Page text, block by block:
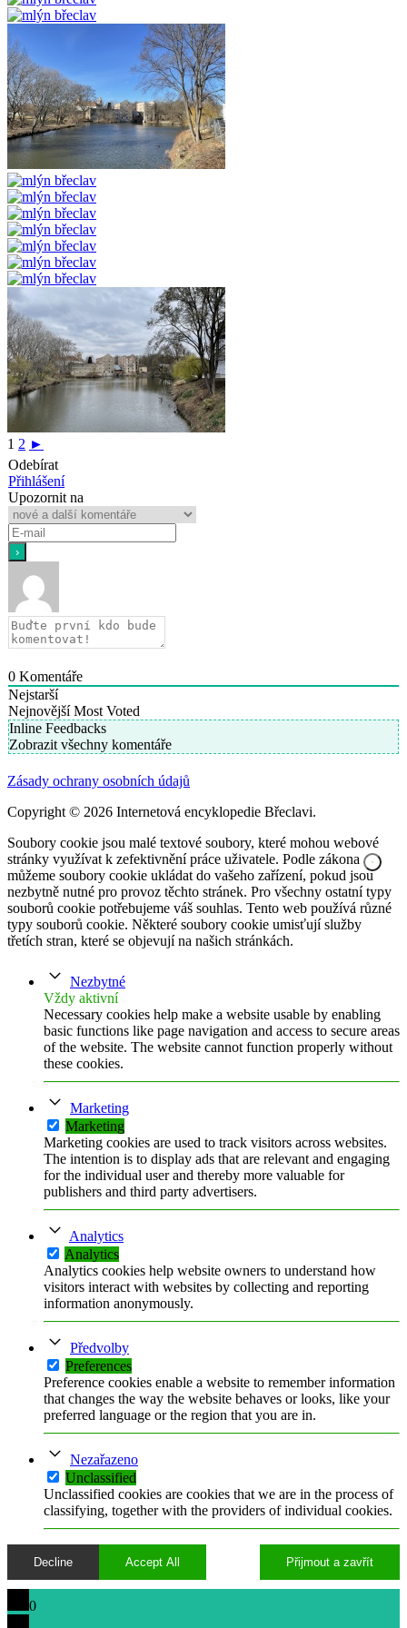
1 2 ►
Odebírat
Přihlášení
Upozornit na
0 Komentáře
Nejstarší
Nejnovější Most Voted
Inline Feedbacks
Zobrazit všechny komentáře
Zásady ochrany osobních údajů
Copyright © 2026 Internetová encyklopedie Břeclavi.
Soubory cookie jsou malé textové soubory, které mohou webové
stránky využívat k zefektivnění práce uživatele. Podle zákona
můžeme soubory cookie ukládat do vašeho zařízení, pokud jsou
nezbytně nutné pro provoz těchto stránek. Pro všechny ostatní typy
souborů cookie potřebujeme váš souhlas. Tento web používá různé
typy souborů cookie. Některé soubory cookie umisťují služby
třetích stran, které se objevují na našich stránkách.
Nezbytné
Vždy aktivní
Necessary cookies help make a website usable by enabling
basic functions like page navigation and access to secure areas
of the website. The website cannot function properly without
these cookies.
Marketing
Marketing
Marketing cookies are used to track visitors across websites.
The intention is to display ads that are relevant and engaging
for the individual user and thereby more valuable for
publishers and third party advertisers.
Analytics
Analytics
Analytics cookies help website owners to understand how
visitors interact with websites by collecting and reporting
information anonymously.
Předvolby
Preferences
Preference cookies enable a website to remember information
that changes the way the website behaves or looks, like your
preferred language or the region that you are in.
Nezařazeno
Unclassified
Unclassified cookies are cookies that we are in the process of
classifying, together with the providers of individual cookies.
Decline Accept All Přijmout a zavřít
0